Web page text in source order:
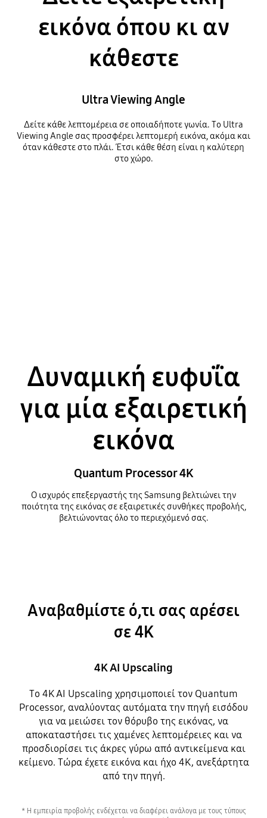
εικόνα όπου κι αν
κάθεστε
Ultra Viewing Angle
Δείτε κάθε λεπτομέρεια σε οποιαδήποτε γωνία. Το Ultra
Viewing Angle σας προσφέρει λεπτομερή εικόνα, ακόμα και
όταν κάθεστε στο πλάι. Έτσι κάθε θέση είναι η καλύτερη
στο χώρο.
Δυναμική ευφυΐα
για μία εξαιρετική
εικόνα
Quantum Processor 4K
Ο ισχυρός επεξεργαστής της Samsung βελτιώνει την
ποιότητα της εικόνας σε εξαιρετικές συνθήκες προβολής,
βελτιώνοντας όλο το περιεχόμενό σας.
Αναβαθμίστε ό,τι σας αρέσει
σε 4Κ
4K AI Upscaling
Το 4K AI Upscaling χρησιμοποιεί τον Quantum
Processor, αναλύοντας αυτόματα την πηγή εισόδου
για να μειώσει τον θόρυβο της εικόνας, να
αποκαταστήσει τις χαμένες λεπτομέρειες και να
προσδιορίσει τις άκρες γύρω από αντικείμενα και
κείμενο. Τώρα έχετε εικόνα και ήχο 4K, ανεξάρτητα
από την πηγή.
* Η εμπειρία προβολής ενδέχεται να διαφέρει ανάλογα με τους τύπους